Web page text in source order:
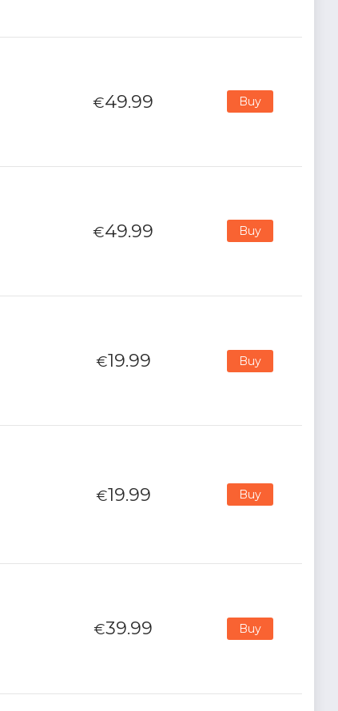
€49.99 Buy
€49.99 Buy
€19.99 Buy
€19.99 Buy
€39.99 Buy